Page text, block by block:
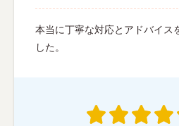
本当に丁寧な対応とアドバイス
した。